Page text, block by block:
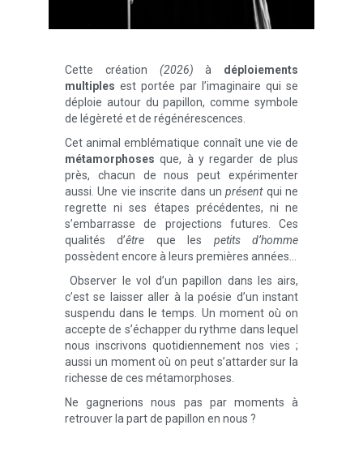
Cette création (2026) à déploiements
multiples est portée par l’imaginaire qui se
déploie autour du papillon, comme symbole
de légèreté et de régénérescences.
Cet animal emblématique connaît une vie de
métamorphoses que, à y regarder de plus
près, chacun de nous peut expérimenter
aussi. Une vie inscrite dans un présent qui ne
regrette ni ses étapes précédentes, ni ne
s’embarrasse de projections futures. Ces
qualités d’être que les petits d’homme
possèdent encore à leurs premières années…
Observer le vol d’un papillon dans les airs,
c’est se laisser aller à la poésie d’un instant
suspendu dans le temps. Un moment où on
accepte de s’échapper du rythme dans lequel
nous inscrivons quotidiennement nos vies ;
aussi un moment où on peut s’attarder sur la
richesse de ces métamorphoses.
Ne gagnerions nous pas par moments à
retrouver la part de papillon en nous ?